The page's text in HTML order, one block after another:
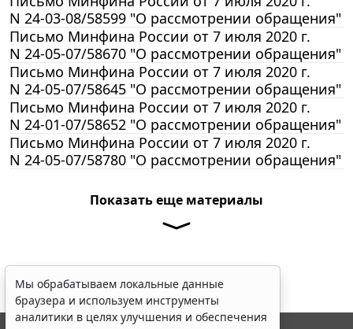
N 24-03-08/58599 "О рассмотрении обращения"
Письмо Минфина России от 7 июля 2020 г.
N 24-05-07/58670 "О рассмотрении обращения"
Письмо Минфина России от 7 июля 2020 г.
N 24-05-07/58645 "О рассмотрении обращения"
Письмо Минфина России от 7 июля 2020 г.
N 24-01-07/58652 "О рассмотрении обращения"
Письмо Минфина России от 7 июля 2020 г.
N 24-05-07/58780 "О рассмотрении обращения"
Показать еще материалы
Мы обрабатываем локальные данные
браузера и используем инструменты
аналитики в целях улучшения и обеспечения